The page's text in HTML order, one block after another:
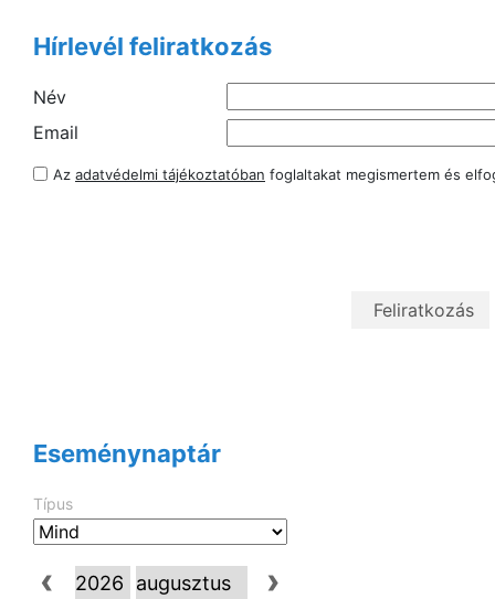
Hírlevél feliratkozás
Név
Email
Az adatvédelmi tájékoztatóban foglaltakat megismertem és
Eseménynaptár
Típus